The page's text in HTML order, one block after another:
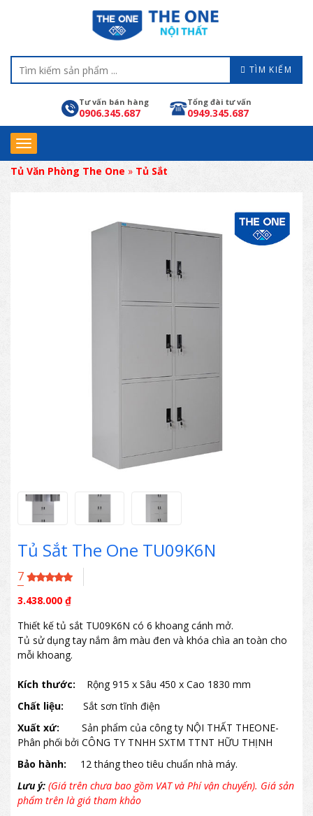
TÌM KIẾM
Tư vấn bán hàng
0906.345.687
Tổng đài tư vấn
0949.345.687
Tủ Văn Phòng The One » Tủ Sắt
Tủ Sắt The One TU09K6N
7
3.438.000 ₫
Thiết kế tủ sắt TU09K6N có 6 khoang cánh mở.
Tủ sử dụng tay nắm âm màu đen và khóa chìa an toàn cho
mỗi khoang.
Kích thước: Rộng 915 x Sâu 450 x Cao 1830 mm
Chất liệu:
Sắt sơn tĩnh điện
Xuất xứ:
Sản phẩm của công ty NỘI THẤT THEONE-
Phân phối bởi CÔNG TY TNHH SXTM TTNT HỮU THỊNH
Bảo hành:
12 tháng theo tiêu chuẩn nhà máy.
Lưu ý: (Giá trên chưa bao gồm VAT và Phí vận chuyển). Giá sản
phẩm trên là giá tham khảo